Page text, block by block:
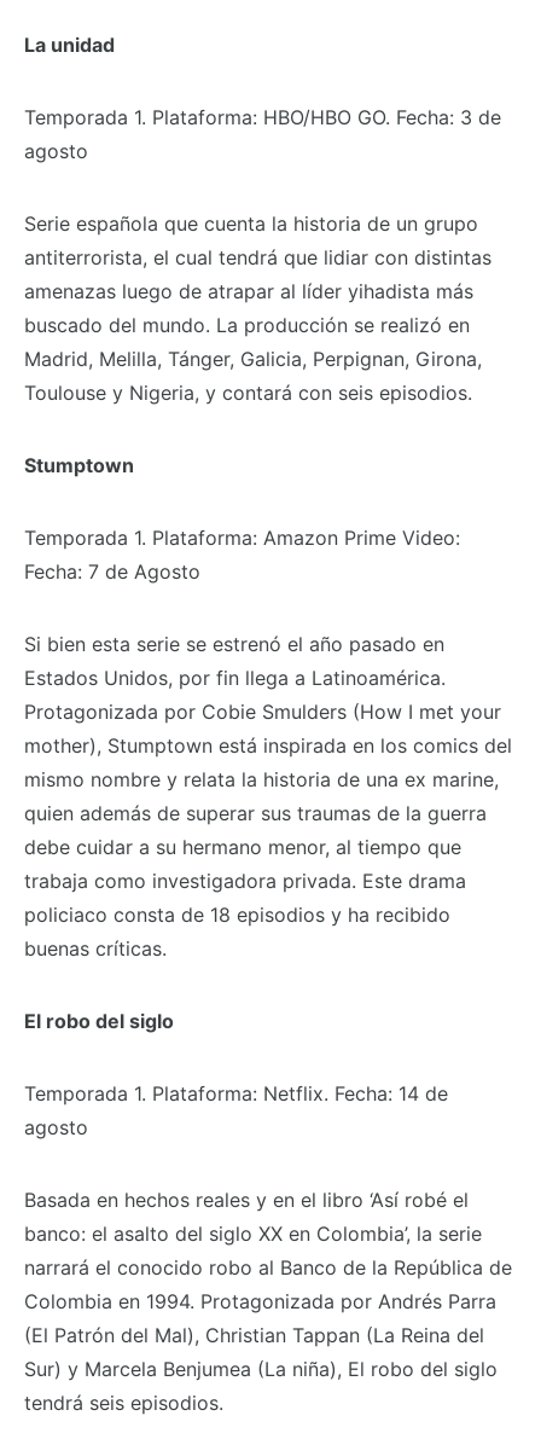
La unidad
Temporada 1. Plataforma: HBO/HBO GO. Fecha: 3 de
agosto
Serie española que cuenta la historia de un grupo
antiterrorista, el cual tendrá que lidiar con distintas
amenazas luego de atrapar al líder yihadista más
buscado del mundo. La producción se realizó en
Madrid, Melilla, Tánger, Galicia, Perpignan, Girona,
Toulouse y Nigeria, y contará con seis episodios.
Stumptown
Temporada 1. Plataforma: Amazon Prime Video:
Fecha: 7 de Agosto
Si bien esta serie se estrenó el año pasado en
Estados Unidos, por fin llega a Latinoamérica.
Protagonizada por Cobie Smulders (How I met your
mother), Stumptown está inspirada en los comics del
mismo nombre y relata la historia de una ex marine,
quien además de superar sus traumas de la guerra
debe cuidar a su hermano menor, al tiempo que
trabaja como investigadora privada. Este drama
policiaco consta de 18 episodios y ha recibido
buenas críticas.
El robo del siglo
Temporada 1. Plataforma: Netflix. Fecha: 14 de
agosto
Basada en hechos reales y en el libro ‘Así robé el
banco: el asalto del siglo XX en Colombia’, la serie
narrará el conocido robo al Banco de la República de
Colombia en 1994. Protagonizada por Andrés Parra
(El Patrón del Mal), Christian Tappan (La Reina del
Sur) y Marcela Benjumea (La niña), El robo del siglo
tendrá seis episodios.